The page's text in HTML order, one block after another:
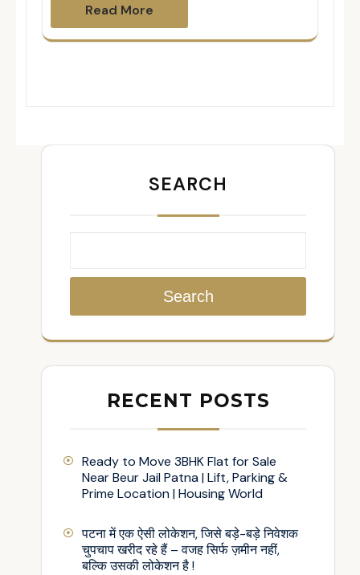
Read More
SEARCH
Search
RECENT POSTS
Ready to Move 3BHK Flat for Sale
Near Beur Jail Patna | Lift, Parking &
Prime Location | Housing World
पटना में एक ऐसी लोकेशन, जिसे बड़े-बड़े निवेशक
चुपचाप खरीद रहे हैं – वजह सिर्फ ज़मीन नहीं,
बल्कि उसकी लोकेशन है !